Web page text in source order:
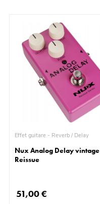
Effet guitare - Reverb / Delay
Nux Analog Delay vintage
Reissue
51,00 €